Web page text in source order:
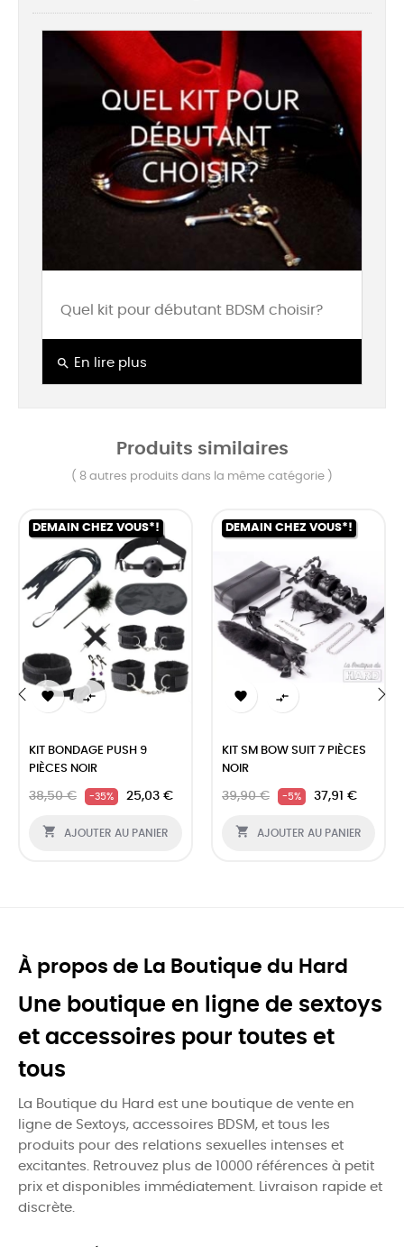
Quel kit pour débutant BDSM choisir?
search En lire plus
Produits similaires
( 8 autres produits dans la même catégorie )
DEMAIN CHEZ VOUS*!
 
KIT BONDAGE PUSH 9
PIÈCES NOIR
38,50 € -35% 25,03 €
 AJOUTER AU PANIER
DEMAIN CHEZ VOUS*!
 
KIT SM BOW SUIT 7 PIÈCES
NOIR
39,90 € -5% 37,91 €
 AJOUTER AU PANIER
À propos de La Boutique du Hard
Une boutique en ligne de sextoys
et accessoires pour toutes et
tous
La Boutique du Hard est une boutique de vente en
ligne de Sextoys, accessoires BDSM, et tous les
produits pour des relations sexuelles intenses et
excitantes. Retrouvez plus de 10000 références à petit
prix et disponibles immédiatement. Livraison rapide et
discrète.